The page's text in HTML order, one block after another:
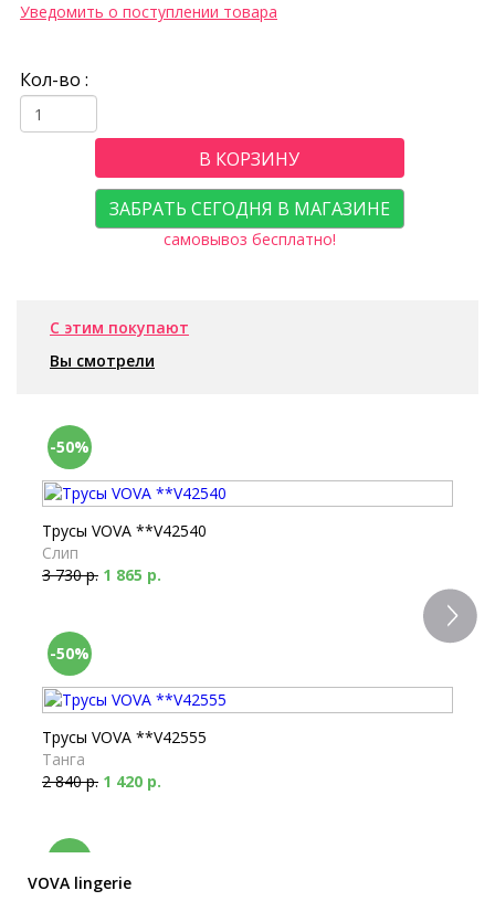
Уведомить о поступлении товара
Кол-во :
В КОРЗИНУ
ЗАБРАТЬ СЕГОДНЯ В МАГАЗИНЕ
самовывоз бесплатно!
С этим покупают
Вы смотрели
-50%
Трусы VOVA **V42540
Слип
3 730 р. 1 865 р.
-50%
Трусы VOVA **V42555
Танга
2 840 р. 1 420 р.
-50%
VOVA lingerie